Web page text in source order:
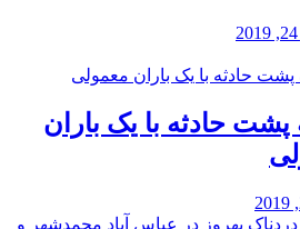
پشت حادثه با یک باران